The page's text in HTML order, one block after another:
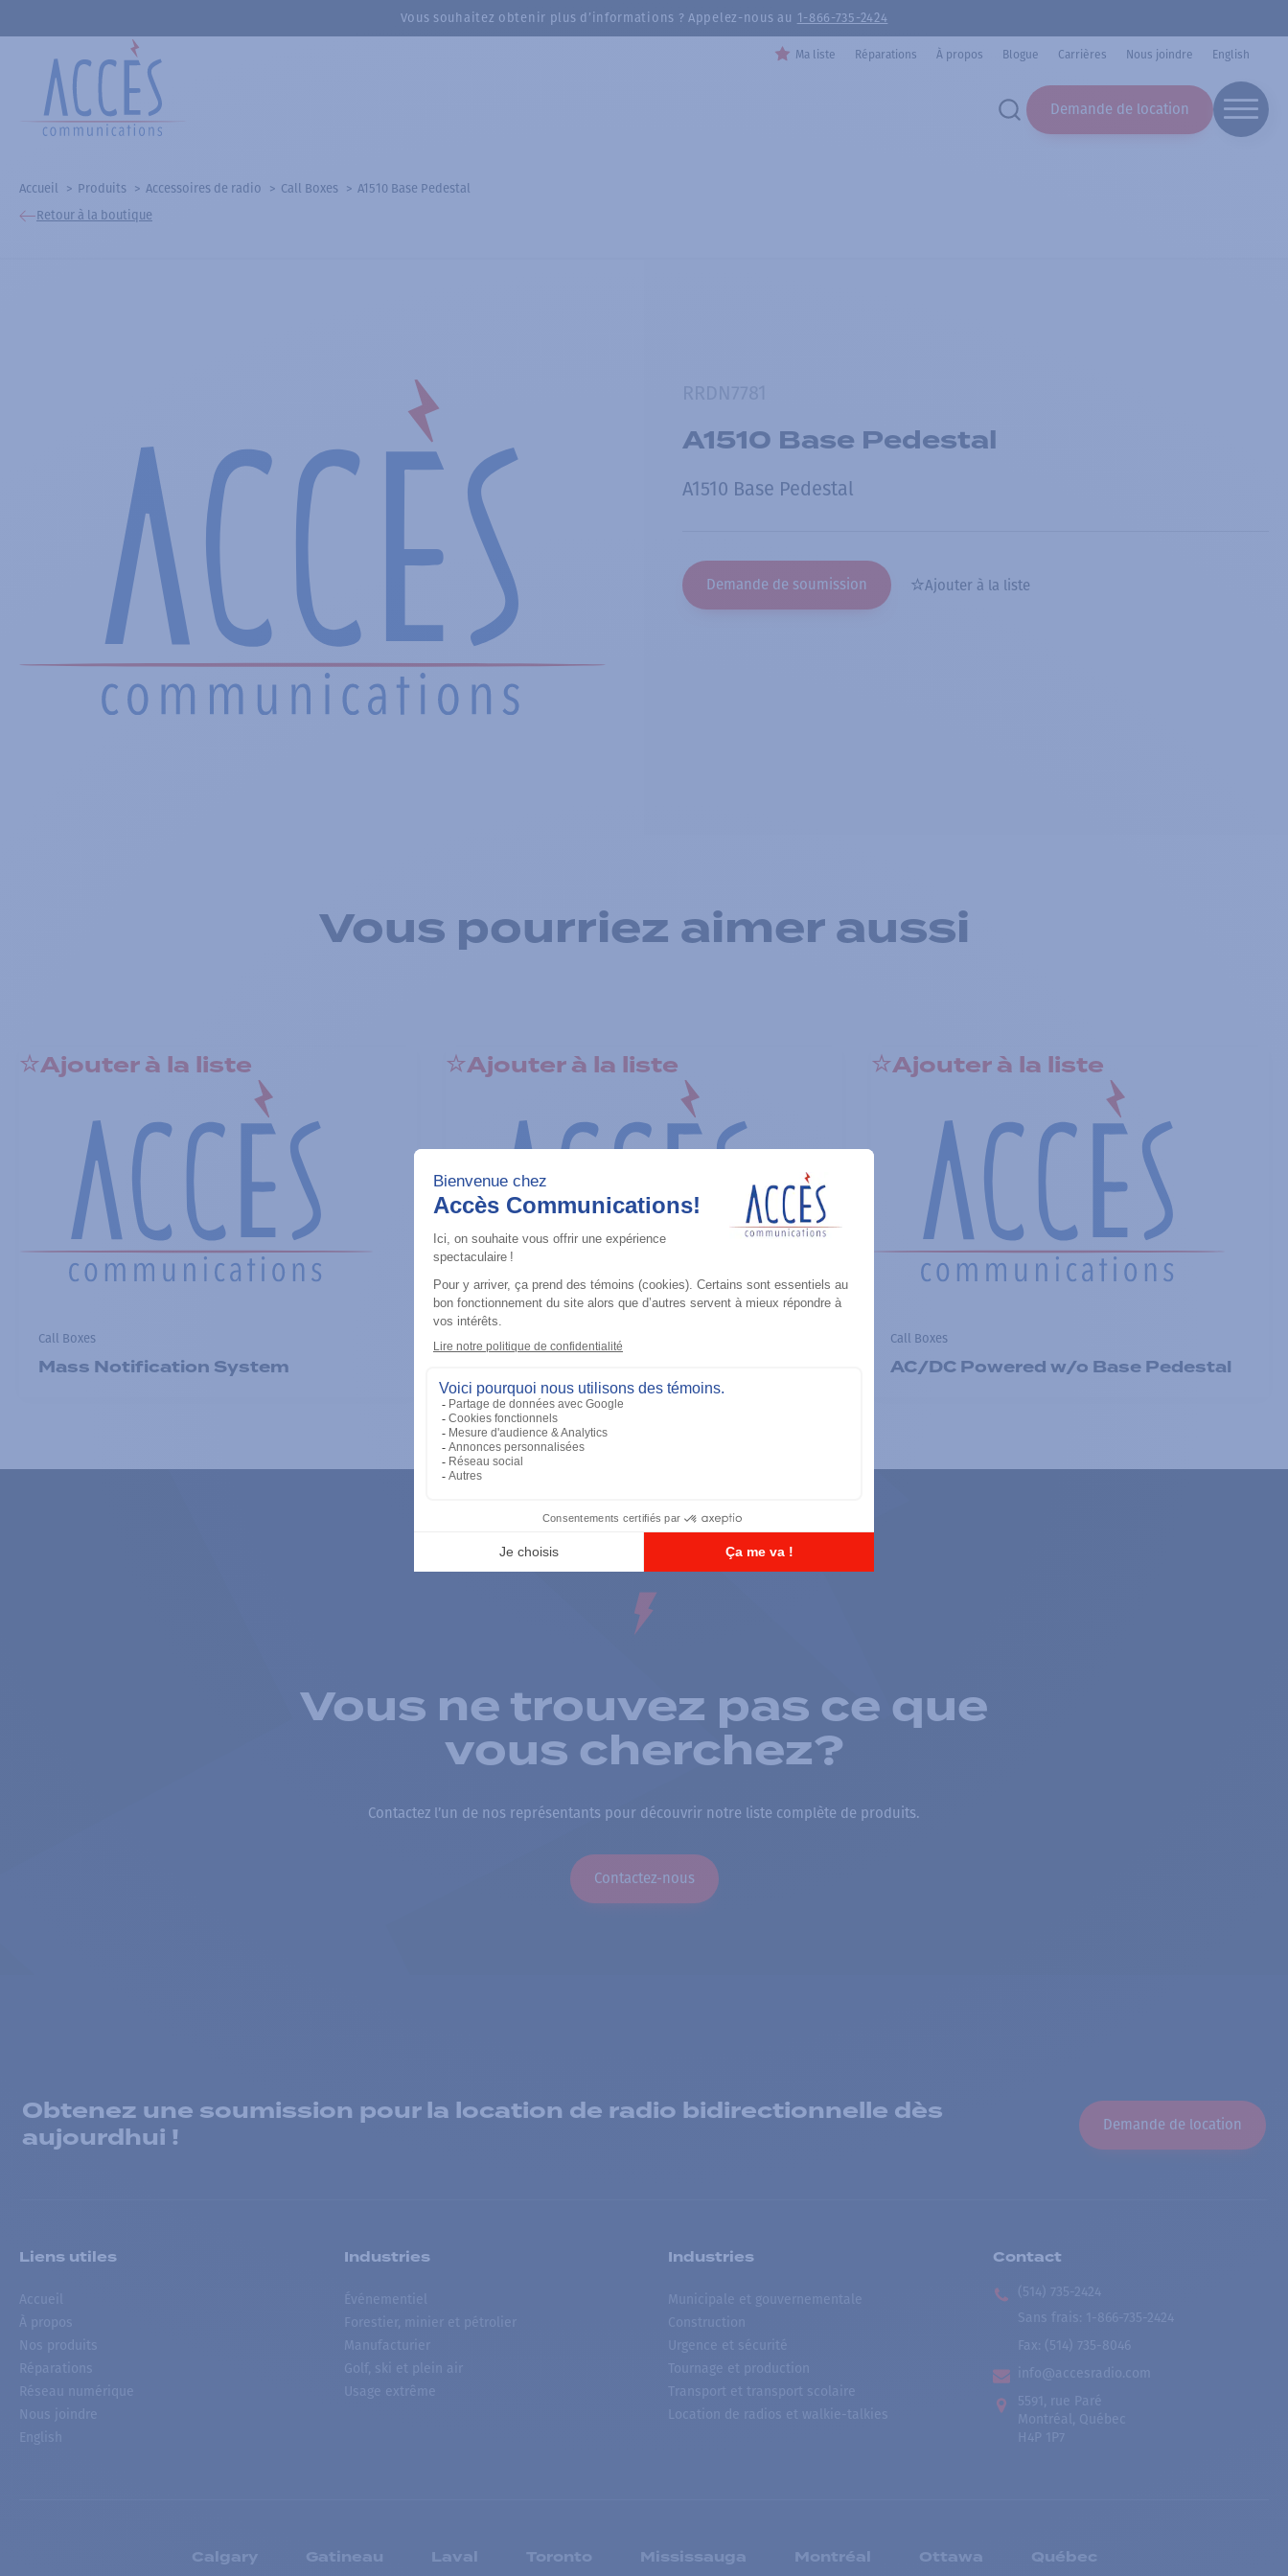
Vous souhaitez obtenir plus d’informations ? Appelez-nous au 1-866-735-2424
Ma liste Réparations À propos Blogue Carrières Nous joindre English
Demande de location
Accueil Produits Accessoires de radio Call Boxes
A1510 Base Pedestal
Retour à la boutique
A1510 Base Pedestal
A1510 Base Pedestal
Demande de soumission Ajouter à la liste
Vous pourriez aimer aussi
Ajouter à la liste
Call Boxes
Mass Notification System
Ajouter à la liste
Call Boxes
Ajouter à la liste
Call Boxes
AC/DC Powered w/o Base Pedestal
Vous ne trouvez pas ce que
vous cherchez?
Contactez l’un de nos représentants pour découvrir notre liste complète de produits.
Contactez-nous
Obtenez une soumission pour la location de radio bidirectionnelle dès
aujourdhui !
Demande de location
Liens utiles
Accueil
À propos
Nos produits
Réparations
Réseau numérique
Nous joindre
English
Industries
Événementiel
Forestier, minier et pétrolier
Manufacturier
Golf, ski et plein air
Usage extrême
Industries
Municipale et gouvernementale
Construction
Urgence et sécurité
Tournage et production
Transport et transport scolaire
Location de radios et walkie-talkies
Contact
(514) 735-2424
Sans frais
1-866-735-2424
Fax: (514) 735-8046
info@accesradio.com
5591, rue Paré
Montréal, Québec
H4P 1P7
Calgary Gatineau Laval Toronto Mississauga Montréal Ottawa Québec